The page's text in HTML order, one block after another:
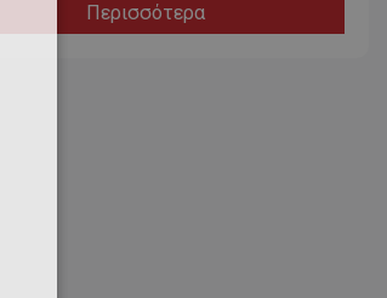
Περισσότερα